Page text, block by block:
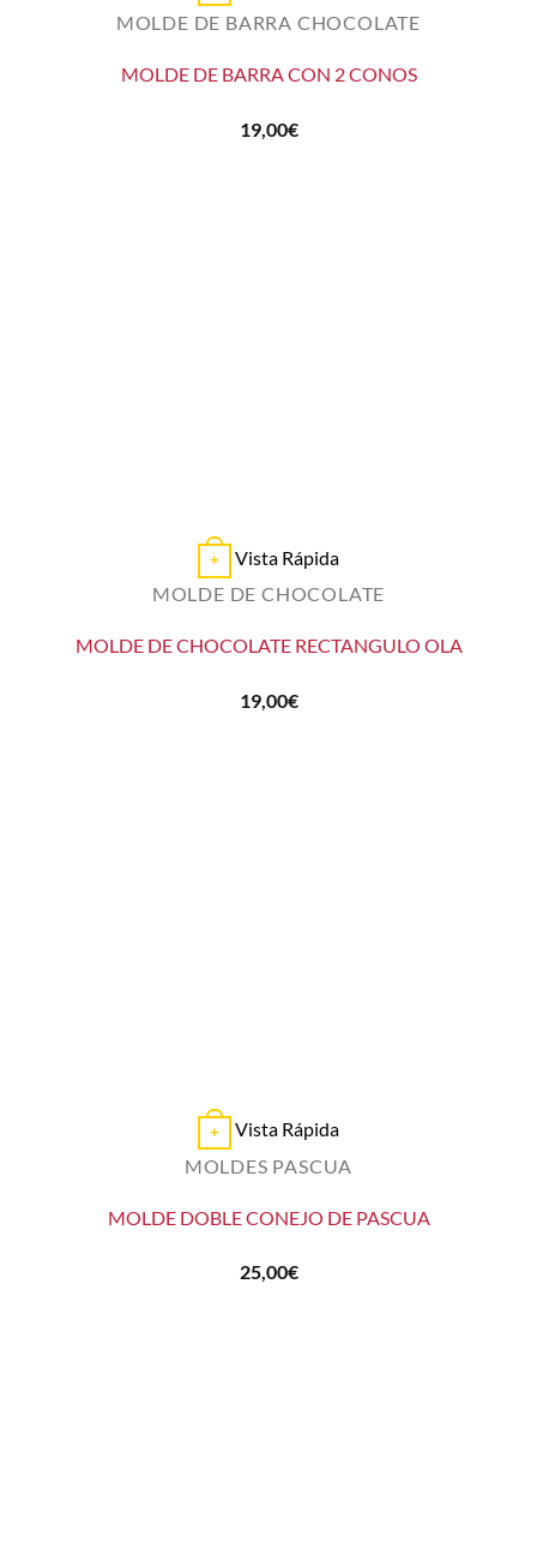
MOLDE DE BARRA CHOCOLATE
MOLDE DE BARRA CON 2 CONOS
19,00€
+
Vista Rápida
MOLDE DE CHOCOLATE
MOLDE DE CHOCOLATE RECTANGULO OLA
19,00€
+
Vista Rápida
MOLDES PASCUA
MOLDE DOBLE CONEJO DE PASCUA
25,00€